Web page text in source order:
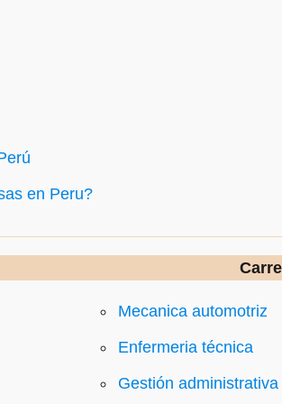
en Peru?
Mecanica automotriz
Enfermeria técnica
Gestión administrativa